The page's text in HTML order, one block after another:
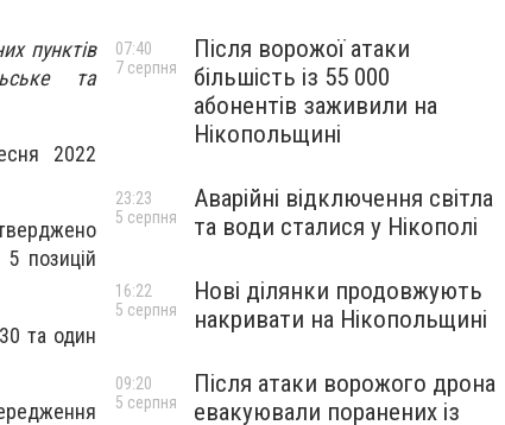
пунктів
та
2022
позицій
та один
Після ворожої атаки
більшість із 55 000
абонентів заживили на
Нікопольщині
07:40
7 серпня
Аварійні відключення світла
та води сталися у Нікополі
23:23
5 серпня
Нові ділянки продовжують
накривати на Нікопольщині
16:22
5 серпня
Після атаки ворожого дрона
евакуювали поранених із
09:20
5 серпня